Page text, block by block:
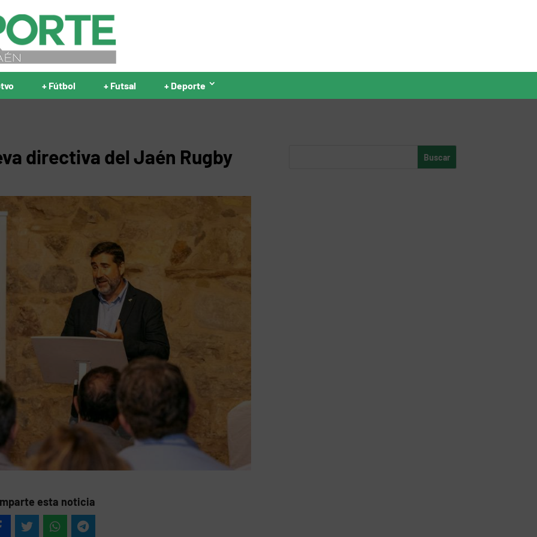
+ Fútbol + Futsal + Deporte
directiva del Jaén Rugby
esta noticia